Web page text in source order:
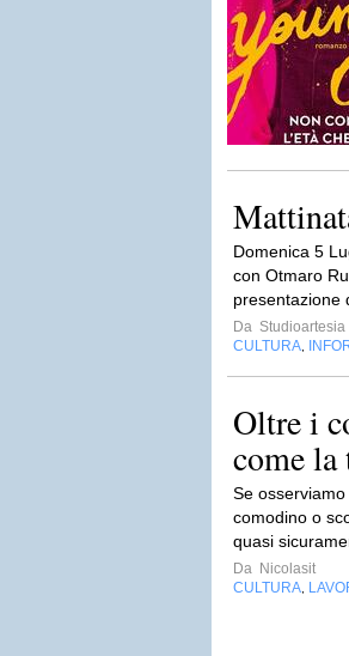
Domenica 5
con Otmaro
presentazione
Da Studioartesia
CULTURA
Oltre i
come la
Se
comodino o
quasi
Da Nicolasit
CULTURA